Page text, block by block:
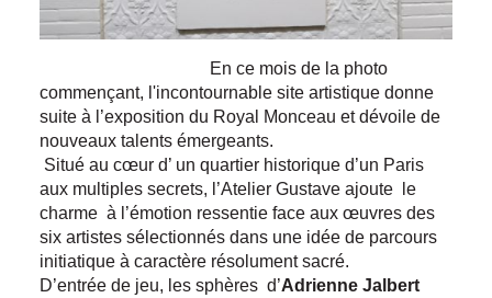
En ce mois de la photo
commençant, l'incontournable site artistique donne
suite à l’exposition du Royal Monceau et dévoile de
nouveaux talents émergeants.
Situé au cœur d’ un quartier historique d’un Paris
aux multiples secrets, l’Atelier Gustave ajoute le
charme à l’émotion ressentie face aux œuvres des
six artistes sélectionnés dans une idée de parcours
initiatique à caractère résolument sacré.
D’entrée de jeu, les sphères d’Adrienne Jalbert